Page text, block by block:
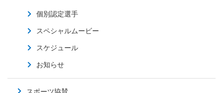
個別認定選手
スペシャルムービー
スケジュール
お知らせ